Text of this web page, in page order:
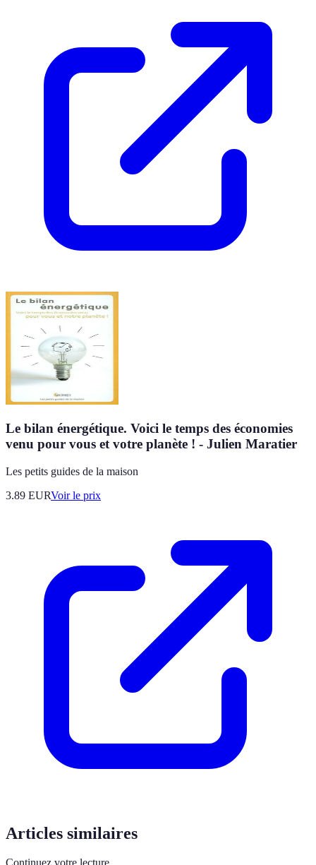
Le bilan énergétique. Voici le temps des économies
venu pour vous et votre planète ! - Julien Maratier
Les petits guides de la maison
3.89 EURVoir le prix
Articles similaires